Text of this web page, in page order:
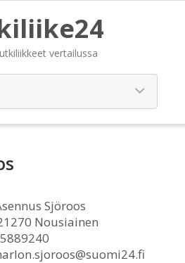
vertailussa
Sjöroos
Nousiainen